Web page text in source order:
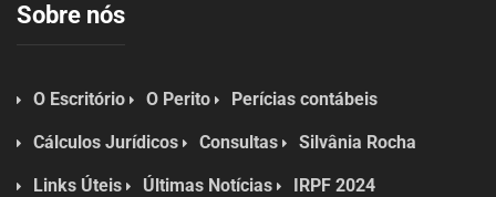
Sobre nós
O Escritório O Perito Perícias contábeis
Cálculos Jurídicos Consultas Silvânia Rocha
Links Úteis Últimas Notícias IRPF 2024